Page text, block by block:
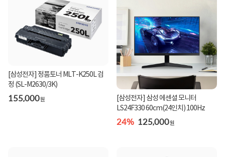
[삼성전자] 정품토너 MLT-K250L 검
정 (SL-M2630/3K)
155,000원
[삼성전자] 삼성 에센셜 모니터
LS24F330 60cm(24인치) 100Hz
24% 125,000원